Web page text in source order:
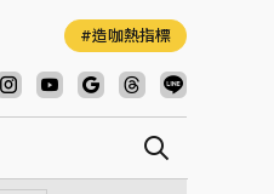
造咖熱指標